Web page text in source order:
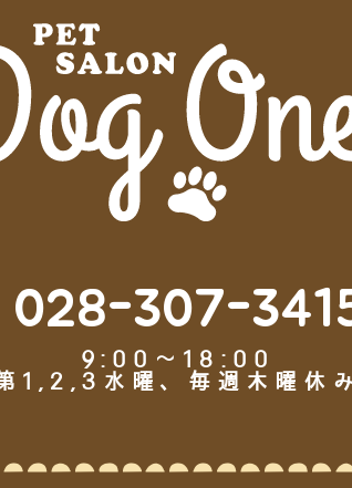
028-307-
9:00～18:00
第1,2,3水曜、毎週木曜休